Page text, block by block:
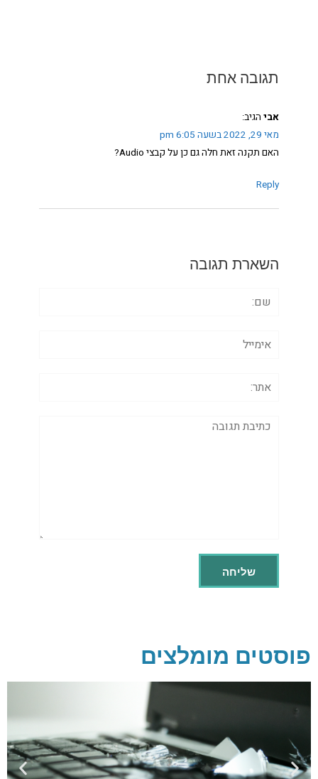
תגובה אחת
אבי הגיב:
מאי 29, 2022 בשעה 6:05 pm
האם תקנה זאת חלה גם כן על קבצי Audio?
Reply
השארת תגובה
תגובה
פוסטים מומלצים